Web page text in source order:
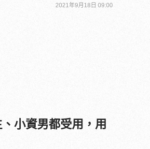
2021年9月18日 09:00
小資男都受用，用